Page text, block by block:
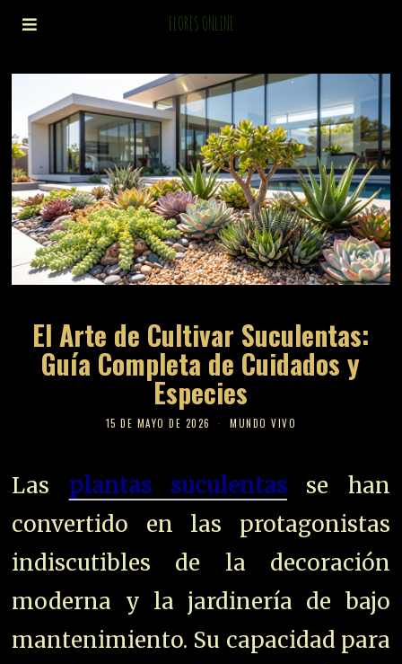
FLORES ONLINE
El Arte de Cultivar Suculentas:
Guía Completa de Cuidados y
Especies
15 DE MAYO DE 2026 MUNDO VIVO
Las plantas suculentas se han
convertido en las protagonistas
indiscutibles de la decoración
moderna y la jardinería de bajo
mantenimiento. Su capacidad para